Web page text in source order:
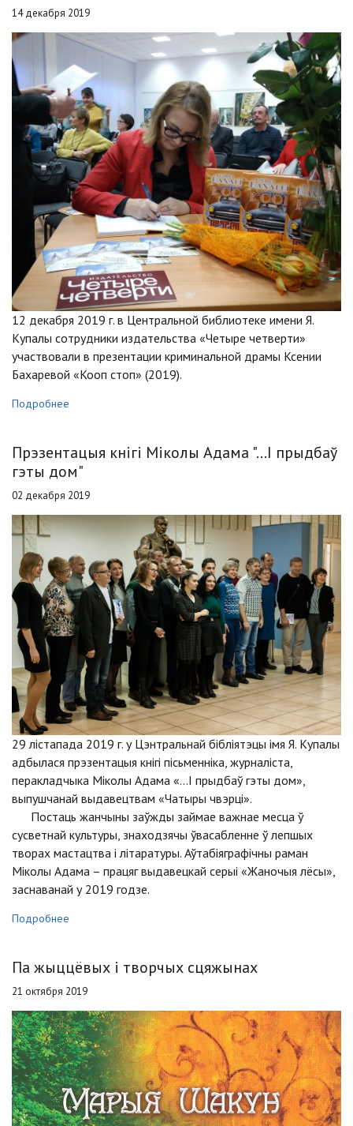
14 декабря 2019
12 декабря 2019 г. в Центральной библиотеке имени Я.
Купалы сотрудники издательства «Четыре четверти»
участвовали в презентации криминальной драмы Ксении
Бахаревой «Кооп стоп» (2019).
Подробнее
Прэзентацыя кнігі Міколы Адама "...І прыдбаў
гэты дом"
02 декабря 2019
29 лістапада 2019 г. у Цэнтральнай бібліятэцы імя Я. Купалы
адбылася прэзентацыя кнігі пісьменніка, журналіста,
перакладчыка Міколы Адама «...І прыдбаў гэты дом»,
выпушчанай выдавецтвам «Чатыры чвэрці».
Постаць жанчыны заўжды займае важнае месца ў
сусветнай культуры, знаходзячы ўвасабленне ў лепшых
творах мастацтва і літаратуры. Аўтабіяграфічны раман
Міколы Адама – працяг выдавецкай серыі «Жаночыя лёсы»,
заснаванай у 2019 годзе.
Подробнее
Па жыццёвых і творчых сцяжынах
21 октября 2019